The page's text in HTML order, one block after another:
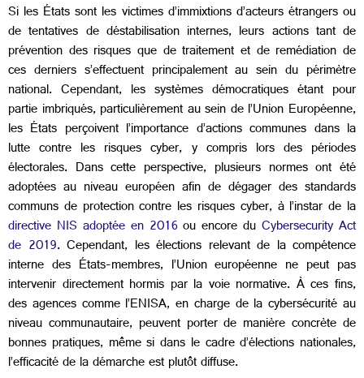
Si les États sont les victimes d’immixtions d’acteurs étrangers ou
de tentatives de déstabilisation internes, leurs actions tant de
prévention des risques que de traitement et de remédiation de
ces derniers s’effectuent principalement au sein du périmètre
national. Cependant, les systèmes démocratiques étant pour
partie imbriqués, particulièrement au sein de l’Union Européenne,
les États perçoivent l’importance d’actions communes dans la
lutte contre les risques cyber, y compris lors des périodes
électorales. Dans cette perspective, plusieurs normes ont été
adoptées au niveau européen afin de dégager des standards
communs de protection contre les risques cyber, à l’instar de la
directive NIS adoptée en 2016ou encore duCybersecurity Act
de 2019. Cependant, les élections relevant de la compétence
interne des États-membres, l’Union européenne ne peut pas
intervenir directement hormis par la voie normative. À ces fins,
des agences comme l’ENISA, en charge de la cybersécurité au
niveau communautaire, peuvent porter de manière concrète de
bonnes pratiques, même si dans le cadre d’élections nationales,
l’efficacité de la démarche est plutôt diffuse.